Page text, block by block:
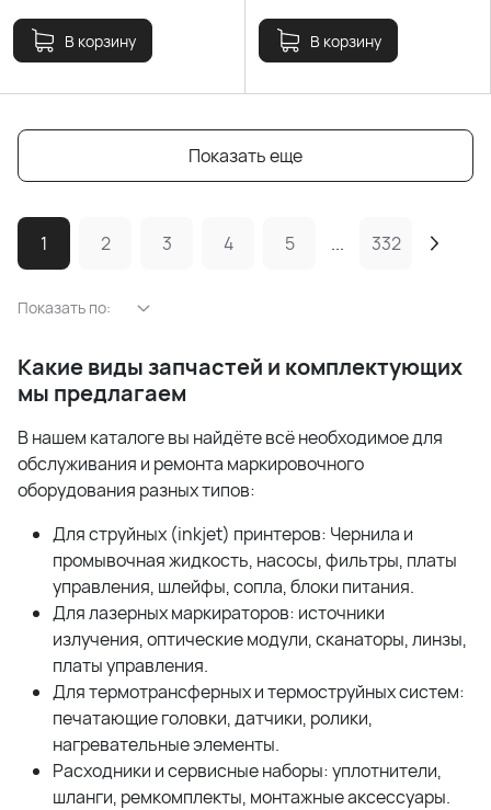
В корзину В корзину
Показать еще
1 2 3 4 5 ... 332
Показать по:
Какие виды запчастей и комплектующих
мы предлагаем
В нашем каталоге вы найдёте всё необходимое для
обслуживания и ремонта маркировочного
оборудования разных типов:
Для струйных (inkjet) принтеров: Чернила и
промывочная жидкость, насосы, фильтры, платы
управления, шлейфы, сопла, блоки питания.
Для лазерных маркираторов: источники
излучения, оптические модули, сканаторы, линзы,
платы управления.
Для термотрансферных и термоструйных систем:
печатающие головки, датчики, ролики,
нагревательные элементы.
Расходники и сервисные наборы: уплотнители,
шланги, ремкомплекты, монтажные аксессуары.